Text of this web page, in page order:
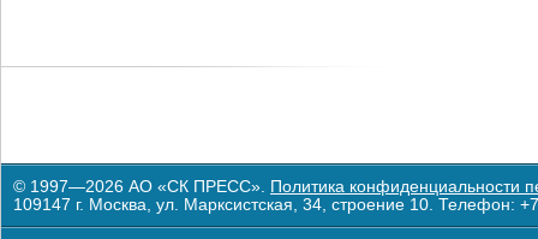
© 1997—2026 АО «СК ПРЕСС». Политика конфиденциальности
109147 г. Москва, ул. Марксистская, 34, строение 10. Телефон: